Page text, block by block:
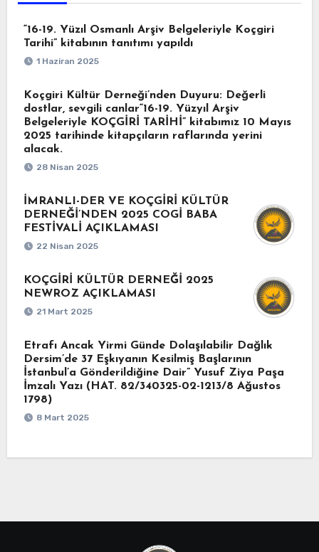
“16-19. Yüzıl Osmanlı Arşiv Belgeleriyle Koçgiri
Tarihi” kitabının tanıtımı yapıldı
1 Haziran 2025
Koçgiri Kültür Derneği’nden Duyuru: Değerli
dostlar, sevgili canlar“16-19. Yüzyıl Arşiv
Belgeleriyle KOÇGİRİ TARİHİ” kitabımız 10 Mayıs
2025 tarihinde kitapçıların raflarında yerini
alacak.
28 Nisan 2025
İMRANLI-DER VE KOÇGİRİ KÜLTÜR
DERNEĞİ’NDEN 2025 COGİ BABA
FESTİVALİ AÇIKLAMASI
22 Nisan 2025
KOÇGİRİ KÜLTÜR DERNEĞİ 2025
NEWROZ AÇIKLAMASI
21 Mart 2025
Etrafı Ancak Yirmi Günde Dolaşılabilir Dağlık
Dersim’de 37 Eşkıyanın Kesilmiş Başlarının
İstanbul’a Gönderildiğine Dair” Yusuf Ziya Paşa
İmzalı Yazı (HAT. 82/340325-02-1213/8 Ağustos
1798)
8 Mart 2025